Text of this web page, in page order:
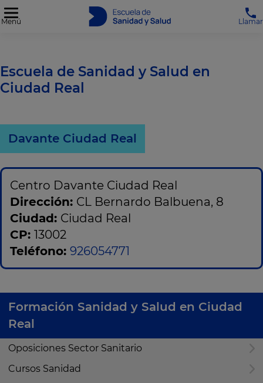
Menú Llamar
Escuela de Sanidad y Salud en
Ciudad Real
Davante Ciudad Real
Centro Davante Ciudad Real
Dirección: CL Bernardo Balbuena, 8
Ciudad: Ciudad Real
CP: 13002
Teléfono: 926054771
Formación Sanidad y Salud en Ciudad
Real
Oposiciones Sector Sanitario
Cursos Sanidad